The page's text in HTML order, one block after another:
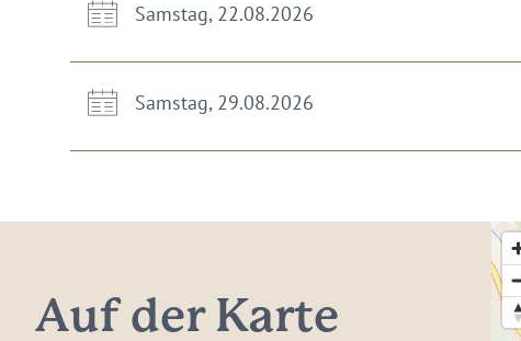
Samstag, 22.08.2026
Samstag, 29.08.2026
Auf der Karte